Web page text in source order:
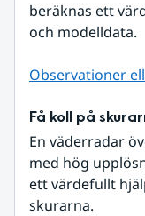
beräknas ett
och modelldata.
Observationer
Få koll på
En väderradar
med hög
ett värdefullt
skurarna.